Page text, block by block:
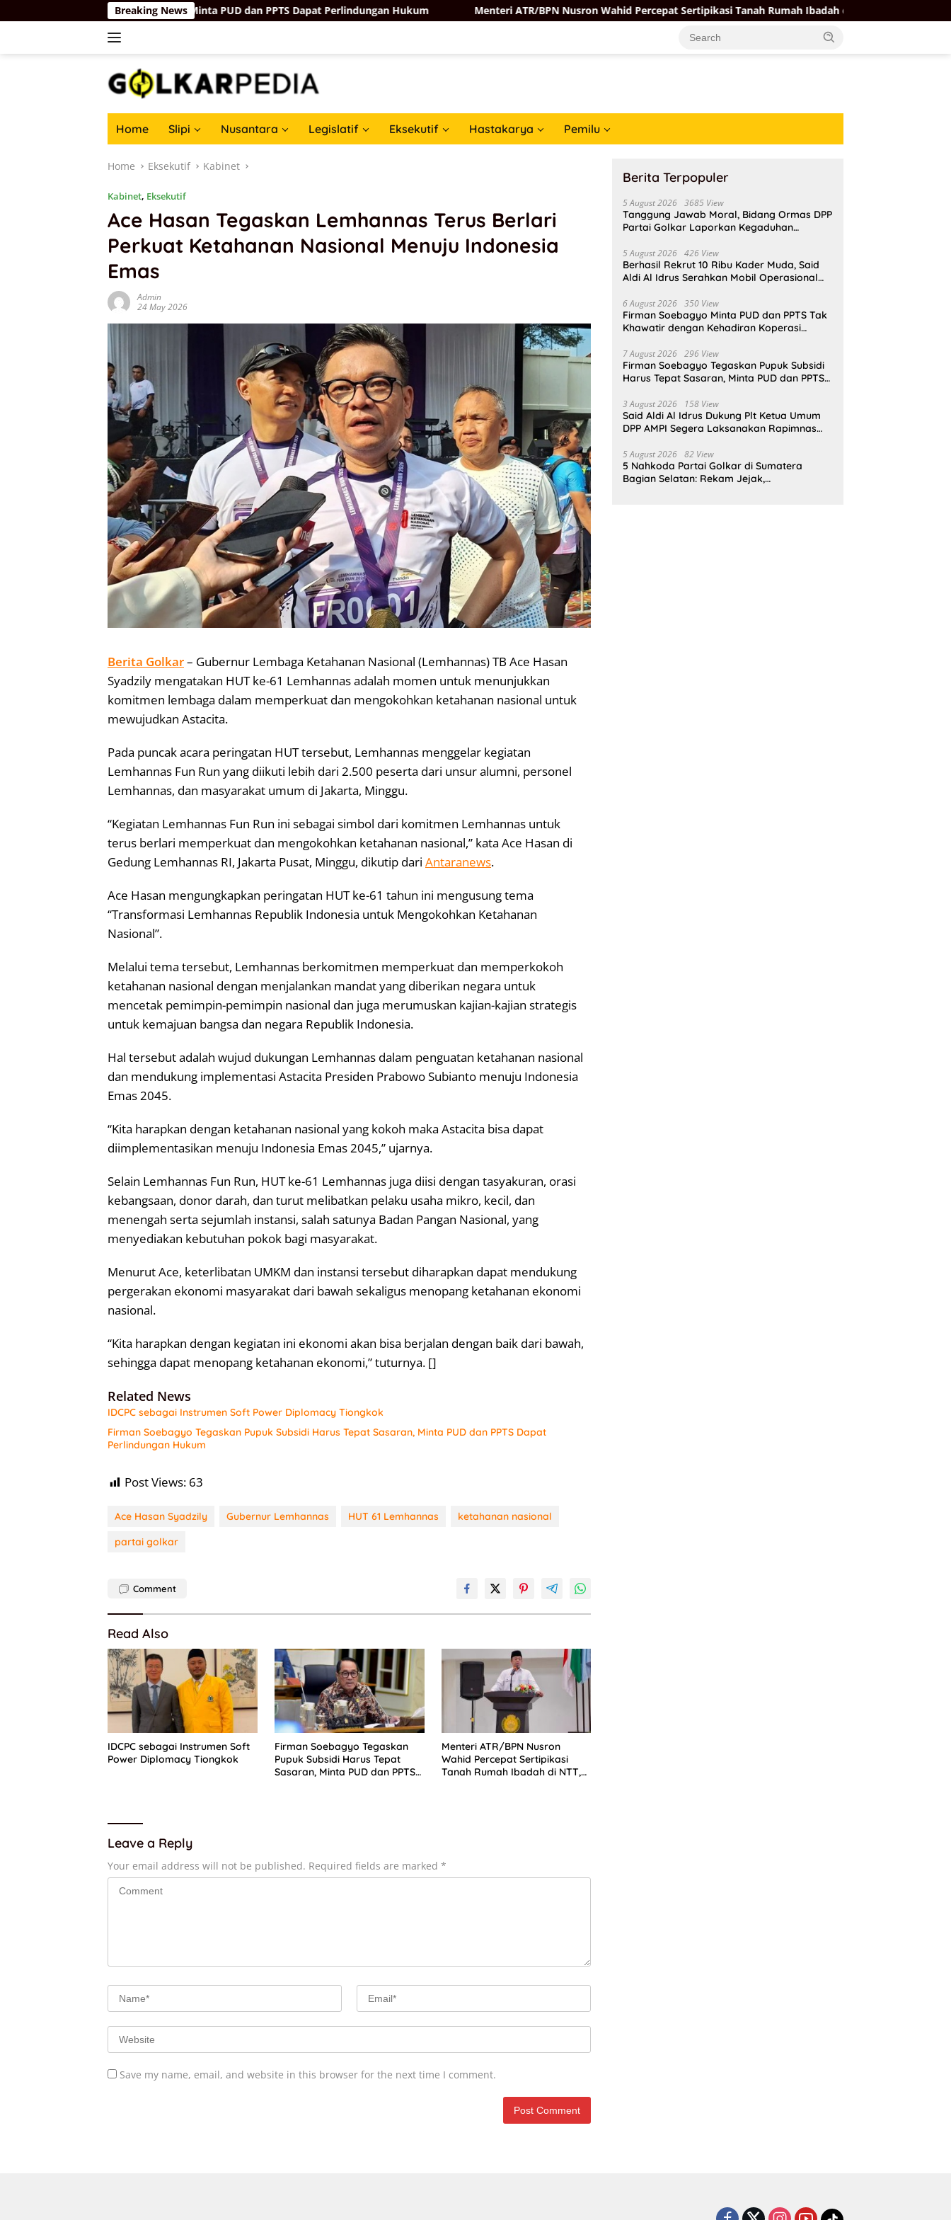
to
Breaking News
Harus Tepat Sasaran, Minta PUD dan PPTS Dapat Perlindungan Hukum Menteri ATR/BPN Nusron Wahid Percepat Sertipikasi Tanah Rumah Ibadah di NTT, Target Jadi Kado Natal
Home Slipi Nusantara Legislatif Eksekutif Hastakarya Pemilu
Home Eksekutif Kabinet
Kabinet, Eksekutif
Ace Hasan Tegaskan Lemhannas Terus Berlari
Perkuat Ketahanan Nasional Menuju Indonesia
Emas
Admin
24 May 2026
Berita Golkar– Gubernur Lembaga Ketahanan Nasional (Lemhannas) TB Ace Hasan
Syadzily mengatakan HUT ke-61 Lemhannas adalah momen untuk menunjukkan
komitmen lembaga dalam memperkuat dan mengokohkan ketahanan nasional untuk
mewujudkan Astacita.
Pada puncak acara peringatan HUT tersebut, Lemhannas menggelar kegiatan
Lemhannas Fun Run yang diikuti lebih dari 2.500 peserta dari unsur alumni, personel
Lemhannas, dan masyarakat umum di Jakarta, Minggu.
“Kegiatan Lemhannas Fun Run ini sebagai simbol dari komitmen Lemhannas untuk
terus berlari memperkuat dan mengokohkan ketahanan nasional,” kata Ace Hasan di
Gedung Lemhannas RI, Jakarta Pusat, Minggu, dikutip dari Antaranews.
Ace Hasan mengungkapkan peringatan HUT ke-61 tahun ini mengusung tema
“Transformasi Lemhannas Republik Indonesia untuk Mengokohkan Ketahanan
Nasional”.
Melalui tema tersebut, Lemhannas berkomitmen memperkuat dan memperkokoh
ketahanan nasional dengan menjalankan mandat yang diberikan negara untuk
mencetak pemimpin-pemimpin nasional dan juga merumuskan kajian-kajian strategis
untuk kemajuan bangsa dan negara Republik Indonesia.
Hal tersebut adalah wujud dukungan Lemhannas dalam penguatan ketahanan nasional
dan mendukung implementasi Astacita Presiden Prabowo Subianto menuju Indonesia
Emas 2045.
“Kita harapkan dengan ketahanan nasional yang kokoh maka Astacita bisa dapat
diimplementasikan menuju Indonesia Emas 2045,” ujarnya.
Selain Lemhannas Fun Run, HUT ke-61 Lemhannas juga diisi dengan tasyakuran, orasi
kebangsaan, donor darah, dan turut melibatkan pelaku usaha mikro, kecil, dan
menengah serta sejumlah instansi, salah satunya Badan Pangan Nasional, yang
menyediakan kebutuhan pokok bagi masyarakat.
Menurut Ace, keterlibatan UMKM dan instansi tersebut diharapkan dapat mendukung
pergerakan ekonomi masyarakat dari bawah sekaligus menopang ketahanan ekonomi
nasional.
“Kita harapkan dengan kegiatan ini ekonomi akan bisa berjalan dengan baik dari bawah,
sehingga dapat menopang ketahanan ekonomi,” tuturnya. []
Related News
IDCPC sebagai Instrumen Soft Power Diplomacy Tiongkok
Firman Soebagyo Tegaskan Pupuk Subsidi Harus Tepat Sasaran, Minta PUD dan PPTS Dapat
Perlindungan Hukum
Post Views: 63
Ace Hasan Syadzily Gubernur Lemhannas HUT 61 Lemhannas
ketahanan nasional
partai golkar
Comment
Read Also
IDCPC sebagai Instrumen Soft
Power Diplomacy Tiongkok
Firman Soebagyo Tegaskan
Pupuk Subsidi Harus Tepat
Sasaran, Minta PUD dan PPTS
Menteri ATR/BPN Nusron
Wahid Percepat Sertipikasi
Tanah Rumah Ibadah di NTT,
Leave a Reply
Your email address will not be published. Required fields are marked *
Save my name, email, and website in this browser for the next time I comment.
Berita Terpopuler
5 August 2026 3685 View
Tanggung Jawab Moral, Bidang Ormas DPP
Partai Golkar Laporkan Kegaduhan
5 August 2026 426 View
Berhasil Rekrut 10 Ribu Kader Muda, Said
Aldi Al Idrus Serahkan Mobil Operasional
6 August 2026 350 View
Firman Soebagyo Minta PUD dan PPTS Tak
Khawatir dengan Kehadiran Koperasi
7 August 2026 296 View
Firman Soebagyo Tegaskan Pupuk Subsidi
Harus Tepat Sasaran, Minta PUD dan PPTS
3 August 2026 158 View
Said Aldi Al Idrus Dukung Plt Ketua Umum
DPP AMPI Segera Laksanakan Rapimnas
5 August 2026 82 View
5 Nahkoda Partai Golkar di Sumatera
Bagian Selatan: Rekam Jejak,